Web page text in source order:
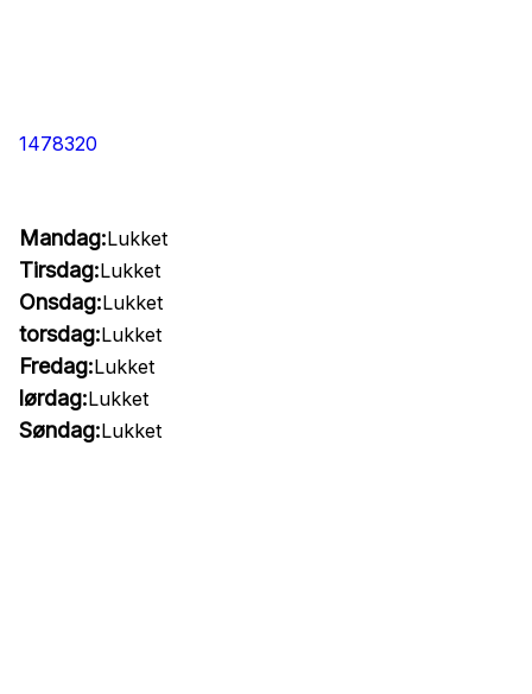
1478320
Mandag:Lukket
Tirsdag:Lukket
Onsdag:Lukket
torsdag:Lukket
Fredag:Lukket
lørdag:Lukket
Søndag:Lukket